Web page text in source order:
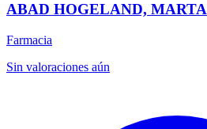
ABAD HOGELAND, MARTA
Farmacia
Sin valoraciones aún